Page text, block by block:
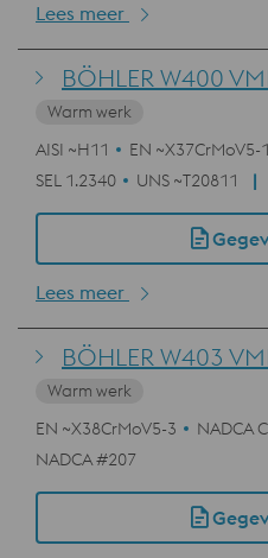
Lees meer
BÖHLER W400
Warm werk
AISI ~H11
EN ~X37CrMoV5-1
SEL 1.2340
UNS ~T20811
Lees meer
BÖHLER W403
Warm werk
EN ~X38CrMoV5-3
NADCA
NADCA #207